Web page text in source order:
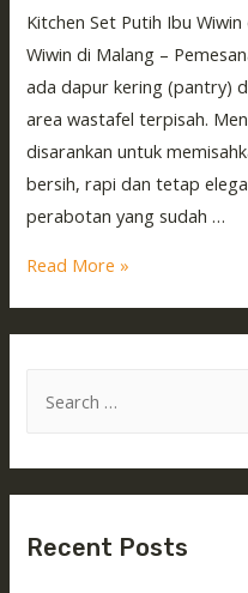
Kitchen Set Putih Ibu
Wiwin di Malang –
ada dapur kering (pantry)
area wastafel terpisah.
disarankan untuk
bersih, rapi dan tetap
perabotan yang sudah …
Read More »
Recent Posts